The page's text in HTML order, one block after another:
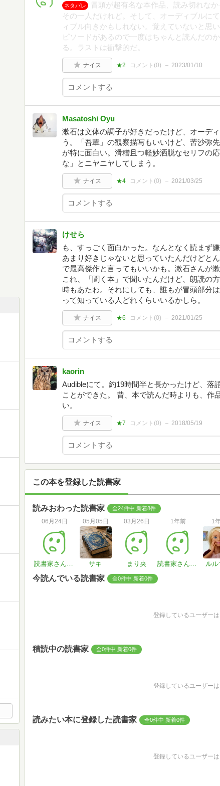
ネタバレ
冒頭が超有名な本作品、読み切れな
その一人だけれど。そして、オーディブルに
ィブル向きかもしれない。覚えていないと思
ピソードがあるので一度はちゃんと読んだの
る。ラストは衝撃的だ。
ナイス ★2 コメント(0) 2023/01/10
Masatoshi Oyu
漱石は文体の調子が好きだったけど、オーデ
う。「吾輩」の観察描写もいいけど、苦沙弥
が特に面白い。滑稽且つ軽妙洒脱なセリフの
な」とニヤニヤしてしまう。
ナイス ★4 コメント(0) 2021/03/25
けせら
も、すっごく面白かった。なんとなく読まず
あまり好きじゃないと思っていたんだけどと
で最高傑作と言ってもいいかも。漱石さんが
これ、「聞く本」で聞いたんだけど、朗読の
時もあたわ。それにしても、誰もが冒頭部分
って知っている人どれくらいいるかしら。
ナイス ★6 コメント(0) 2021/01/25
kaorin
Audibleにて。約19時間半と長かったけど、落
ことができた。 昔、本で読んだ時よりも、作
い。
ナイス ★7 コメント(0) 2018/05/19
この本を登録した読書家
読みおわった読書家 全24件中 新着8件
06月24日
読書家さん#OdPfjA
05月05日
サキ
03月26日
まり央
1年前
読書家さん#tZ1LvH
1
ルル
今読んでいる読書家 全0件中 新着0件
登録しているユーザー
積読中の読書家 全0件中 新着0件
登録しているユーザー
読みたい本に登録した読書家 全0件中 新着0件
登録しているユーザー